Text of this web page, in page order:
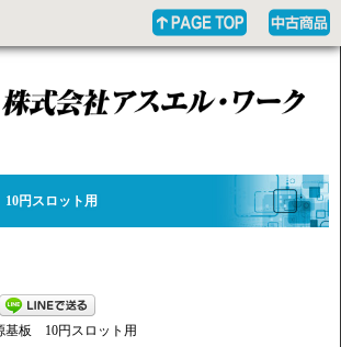
円スロット用
板 10円スロット用